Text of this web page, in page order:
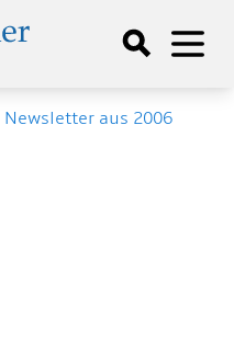
Newsletter aus 2006